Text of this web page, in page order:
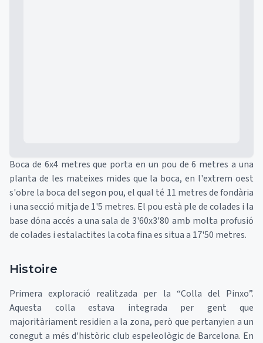
Boca de 6x4 metres que porta en un pou de 6 metres a una
planta de les mateixes mides que la boca, en l'extrem oest
s'obre la boca del segon pou, el qual té 11 metres de fondària
i una secció mitja de 1'5 metres. El pou està ple de colades i la
base dóna accés a una sala de 3'60x3'80 amb molta profusió
de colades i estalactites la cota fina es situa a 17'50 metres.
Histoire
Primera exploració realitzada per la “Colla del Pinxo”.
Aquesta colla estava integrada per gent que
majoritàriament residien a la zona, però que pertanyien a un
conegut a més d'històric club espeleològic de Barcelona. En